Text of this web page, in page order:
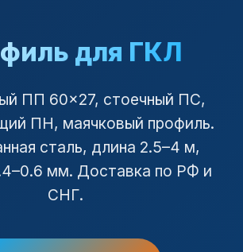
для ГКЛ
ПП 60×27, стоечный ПС,
ПН, маячковый профиль.
сталь, длина 2.5–4 м,
мм. Доставка по РФ и
СНГ.